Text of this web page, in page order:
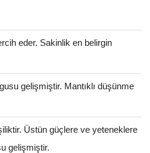
eder. Sakinlik en belirgin
gelişmiştir. Mantıklı düşünme
Üstün güçlere ve yeteneklere
gelişmiştir.